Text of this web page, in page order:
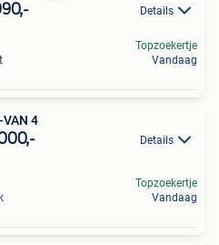
Details
Topzoekertje
Vandaag
VAN 4
Details
Topzoekertje
Vandaag